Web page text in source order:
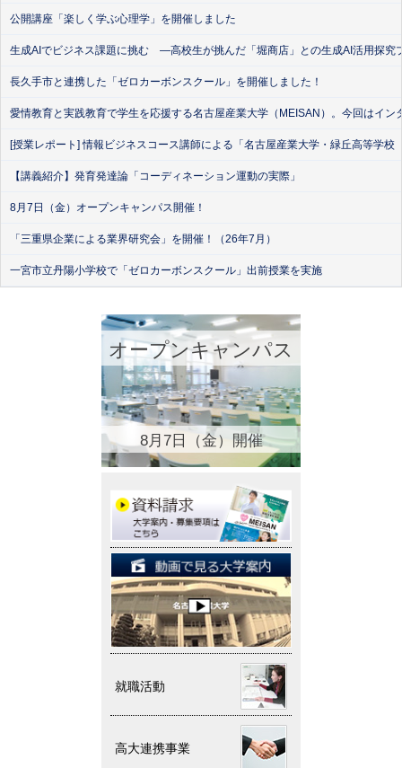
公開講座「楽しく学ぶ心理学」を開催しました
生成AIでビジネス課題に挑む ―高校生が挑んだ「堀商店」との生成AI活用探究
長久手市と連携した「ゼロカーボンスクール」を開催しました！
愛情教育と実践教育で学生を応援する名古屋産業大学（MEISAN）。今回はイ
[授業レポート] 情報ビジネスコース講師による「名古屋産業大学・緑丘高等学
【講義紹介】発育発達論「コーディネーション運動の実際」
8月7日（金）オープンキャンパス開催！
「三重県企業による業界研究会」を開催！（26年7月）
一宮市立丹陽小学校で「ゼロカーボンスクール」出前授業を実施
オープンキャンパス
8月7日（金）開催
就職活動
高大連携事業